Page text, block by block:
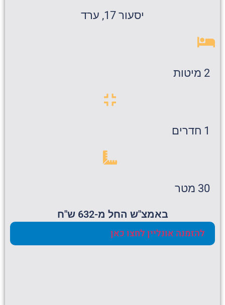
יסעור 17, ערד
2 מיטות
30 מטר
באמצ"ש החל מ-632 ש"ח
להזמנה אונליין לחצו כאן